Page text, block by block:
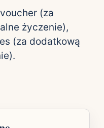
(za
życzenie),
(za dodatkową